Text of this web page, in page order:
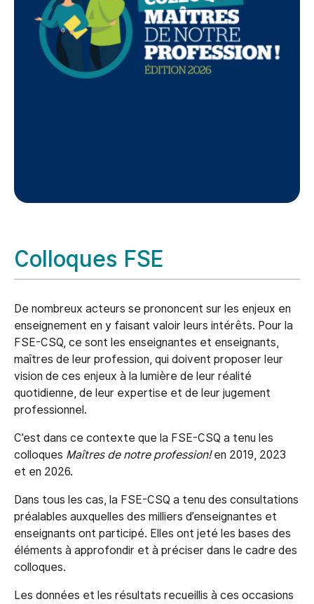
Colloques FSE
De nombreux acteurs se prononcent sur les enjeux en
enseignement en y faisant valoir leurs intérêts. Pour la
FSE-CSQ, ce sont les enseignantes et enseignants,
maîtres de leur profession, qui doivent proposer leur
vision de ces enjeux à la lumière de leur réalité
quotidienne, de leur expertise et de leur jugement
professionnel.
C’est dans ce contexte que la FSE-CSQ a tenu les
colloques Maîtres de notre profession!en 2019, 2023
et en 2026.
Dans tous les cas, la FSE-CSQ a tenu des consultations
préalables auxquelles des milliers d’enseignantes et
enseignants ont participé. Elles ont jeté les bases des
éléments à approfondir et à préciser dans le cadre des
colloques.
Les données et les résultats recueillis à ces occasions